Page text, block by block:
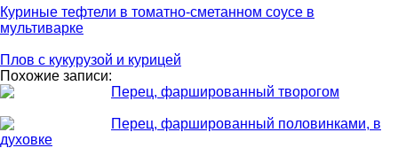
Куриные тефтели в томатно-сметанном соусе в
мультиварке
Плов с кукурузой и курицей
Похожие записи:
Перец, фаршированный творогом
Перец, фаршированный половинками, в
духовке